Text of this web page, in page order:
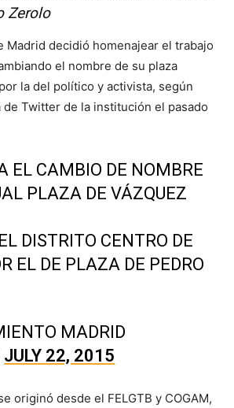
Zerolo
Madrid decidió homenajear el trabajo
el nombre de su plaza
la del político y activista, según
Twitter de la institución el pasado
EL CAMBIO DE NOMBRE
PLAZA DE VÁZQUEZ
DISTRITO CENTRO DE
EL DE PLAZA DE PEDRO
MADRID
JULY 22, 2015
originó desde el FELGTB y COGAM,